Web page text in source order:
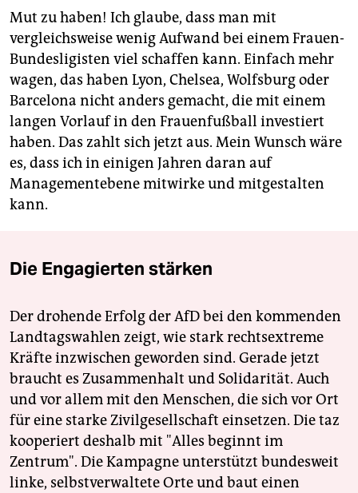
Mut zu haben! Ich glaube, dass man mit
vergleichsweise wenig Aufwand bei einem Frauen-
Bundesligisten viel schaffen kann. Einfach mehr
wagen, das haben Lyon, Chelsea, Wolfsburg oder
Barcelona nicht anders gemacht, die mit einem
langen Vorlauf in den Frauenfußball investiert
haben. Das zahlt sich jetzt aus. Mein Wunsch wäre
es, dass ich in einigen Jahren daran auf
Managementebene mitwirke und mitgestalten
kann.
Die Engagierten stärken
Der drohende Erfolg der AfD bei den kommenden
Landtagswahlen zeigt, wie stark rechtsextreme
Kräfte inzwischen geworden sind. Gerade jetzt
braucht es Zusammenhalt und Solidarität. Auch
und vor allem mit den Menschen, die sich vor Ort
für eine starke Zivilgesellschaft einsetzen. Die taz
kooperiert deshalb mit "Alles beginnt im
Zentrum". Die Kampagne unterstützt bundesweit
linke, selbstverwaltete Orte und baut einen